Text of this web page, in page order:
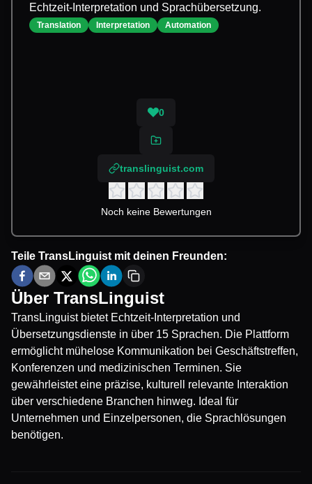
Echtzeit-Interpretation und Sprachübersetzung.
Translation Interpretation Automation
0
translinguist.com
Noch keine Bewertungen
Teile TransLinguist mit deinen Freunden:
Über TransLinguist
TransLinguist bietet Echtzeit-Interpretation und
Übersetzungsdienste in über 15 Sprachen. Die Plattform
ermöglicht mühelose Kommunikation bei Geschäftstreffen,
Konferenzen und medizinischen Terminen. Sie
gewährleistet eine präzise, kulturell relevante Interaktion
über verschiedene Branchen hinweg. Ideal für
Unternehmen und Einzelpersonen, die Sprachlösungen
benötigen.